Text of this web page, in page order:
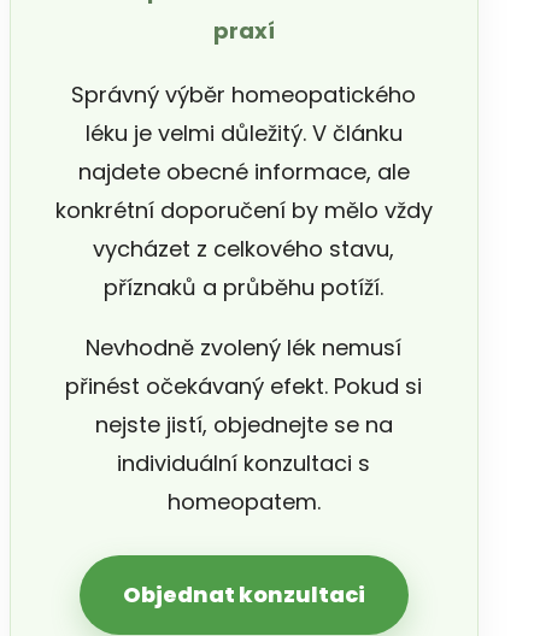
praxí
Správný výběr homeopatického
léku je velmi důležitý. V článku
najdete obecné informace, ale
konkrétní doporučení by mělo vždy
vycházet z celkového stavu,
příznaků a průběhu potíží.
Nevhodně zvolený lék nemusí
přinést očekávaný efekt. Pokud si
nejste jistí, objednejte se na
individuální konzultaci s
homeopatem.
Objednat konzultaci